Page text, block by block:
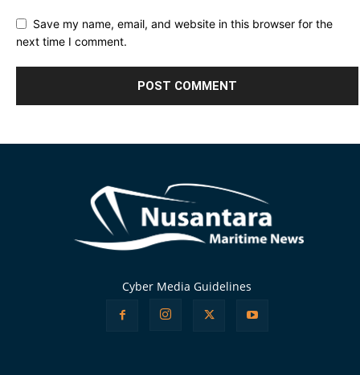
Save my name, email, and website in this browser for the
next time I comment.
Cyber Media Guidelines